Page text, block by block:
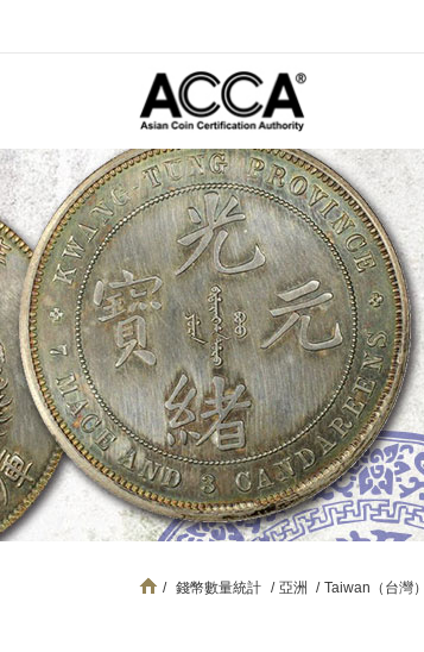
/ 錢幣數量統計 / 亞洲 / Taiwan（台灣）